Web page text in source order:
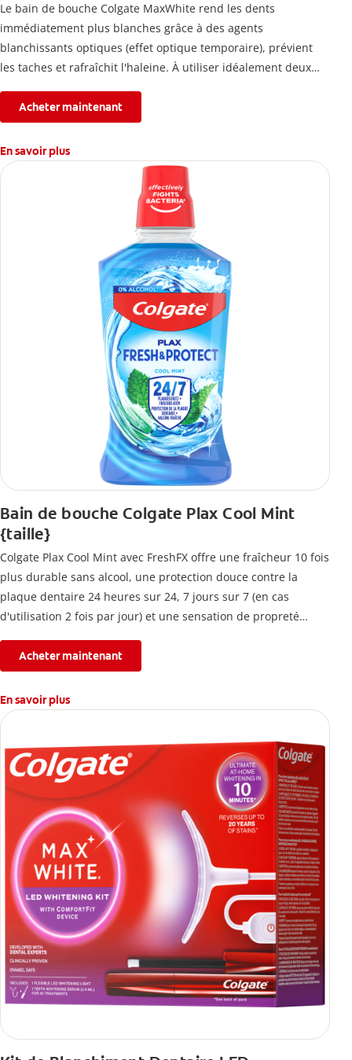
Le bain de bouche Colgate MaxWhite rend les dents
immédiatement plus blanches grâce à des agents
blanchissants optiques (effet optique temporaire), prévient
les taches et rafraîchit l'haleine. À utiliser idéalement deux
Acheter maintenant
En savoir plus
Bain de bouche Colgate Plax Cool Mint
{taille}
Colgate Plax Cool Mint avec FreshFX offre une fraîcheur 10 fois
plus durable sans alcool, une protection douce contre la
plaque dentaire 24 heures sur 24, 7 jours sur 7 (en cas
d'utilisation 2 fois par jour) et une sensation de propreté
Acheter maintenant
En savoir plus